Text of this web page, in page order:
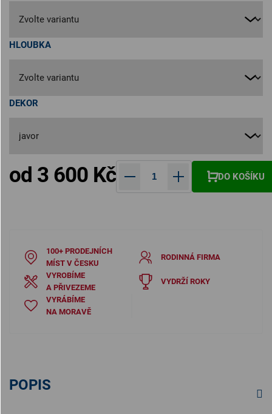
HLOUBKA
DEKOR
od 3 600 Kč DO KOŠÍKU
100+ PRODEJNÍCH
MÍST V ČESKU
RODINNÁ FIRMA
VYROBÍME
A PŘIVEZEME
VYDRŽÍ ROKY
VYRÁBÍME
NA MORAVĚ
POPIS